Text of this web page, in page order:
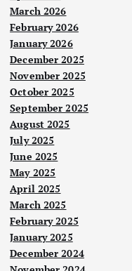
March 2026
February 2026
January 2026
December 2025
November 2025
October 2025
September 2025
August 2025
July 2025
June 2025
May 2025
April 2025
March 2025
February 2025
January 2025
December 2024